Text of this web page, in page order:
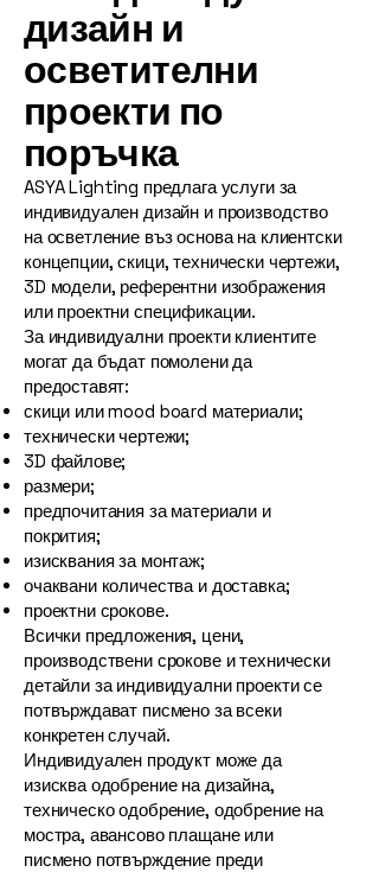
дизайн и
осветителни
проекти по
поръчка
ASYA Lighting предлага услуги за
индивидуален дизайн и производство
на осветление въз основа на клиентски
концепции, скици, технически чертежи,
3D модели, референтни изображения
или проектни спецификации.
За индивидуални проекти клиентите
могат да бъдат помолени да
предоставят:
скици или mood board материали;
технически чертежи;
3D файлове;
размери;
предпочитания за материали и
покрития;
изисквания за монтаж;
очаквани количества и доставка;
проектни срокове.
Всички предложения, цени,
производствени срокове и технически
детайли за индивидуални проекти се
потвърждават писмено за всеки
конкретен случай.
Индивидуален продукт може да
изисква одобрение на дизайна,
техническо одобрение, одобрение на
мостра, авансово плащане или
писмено потвърждение преди